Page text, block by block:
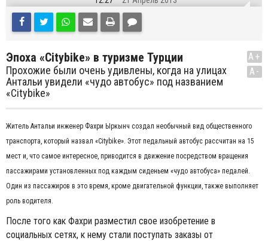
Эпоха «Citybike» в туризме Турции
Прохожие были очень удивлены, когда на улицах
Антальи увидели «чудо автобус» под названием
«Citybike»
A+
A-
Житель Антальи инженер Фахри Ыркынч создал необычный вид общественного
транспорта, который назвал «Citybike». Этот педальный автобус рассчитан на 15
мест и, что самое интересное, приводится в движение посредством вращения
пассажирами установленных под каждым сиденьем «чудо автобуса» педалей.
Один из пассажиров в это время, кроме двигательной функции, также выполняет
роль водителя.
После того как Фахри разместил свое изобретение в
социальных сетях, к нему стали поступать заказы от